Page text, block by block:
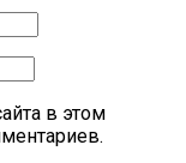
в этом